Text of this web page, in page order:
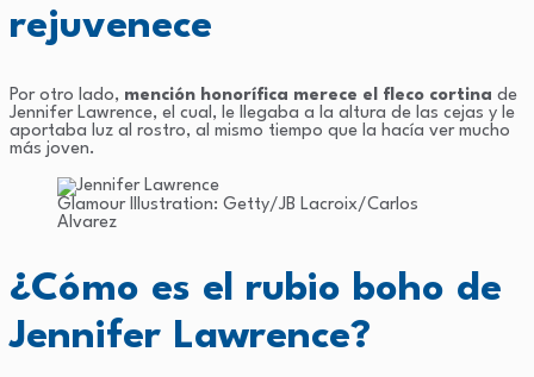
rejuvenece
Por otro lado, mención honorífica merece el fleco cortina de
Jennifer Lawrence, el cual, le llegaba a la altura de las cejas y le
aportaba luz al rostro, al mismo tiempo que la hacía ver mucho
más joven.
Glamour Illustration: Getty/JB Lacroix/Carlos
Alvarez
¿Cómo es el rubio boho de
Jennifer Lawrence?